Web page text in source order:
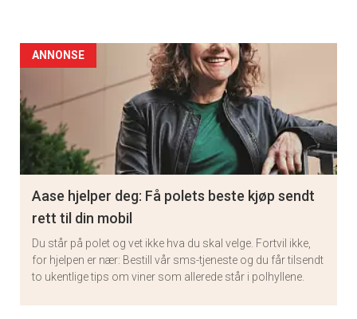
ANNONSE
Aase hjelper deg: Få polets beste kjøp sendt
rett til din mobil
Du står på polet og vet ikke hva du skal velge. Fortvil ikke,
for hjelpen er nær: Bestill vår sms-tjeneste og du får tilsendt
to ukentlige tips om viner som allerede står i polhyllene.